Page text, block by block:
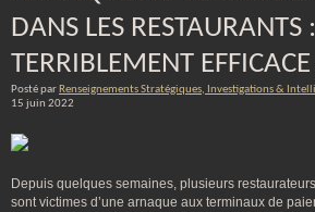
DANS LES RESTAURANTS
TERRIBLEMENT
Posté par Renseignements Stratégiques, Investigations &
15 juin 2022
Depuis quelques semaines, plusieurs
sont victimes d’une arnaque aux terminaux de